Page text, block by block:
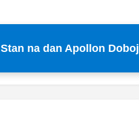
Stan na dan Apollon Doboj